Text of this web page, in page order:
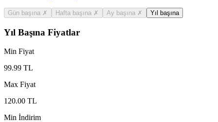
Gün başına ✗ Hafta başına ✗ Ay başına ✗ Yıl başına
Yıl Başına Fiyatlar
Min Fiyat
99.99 TL
Max Fiyat
120.00 TL
Min İndirim